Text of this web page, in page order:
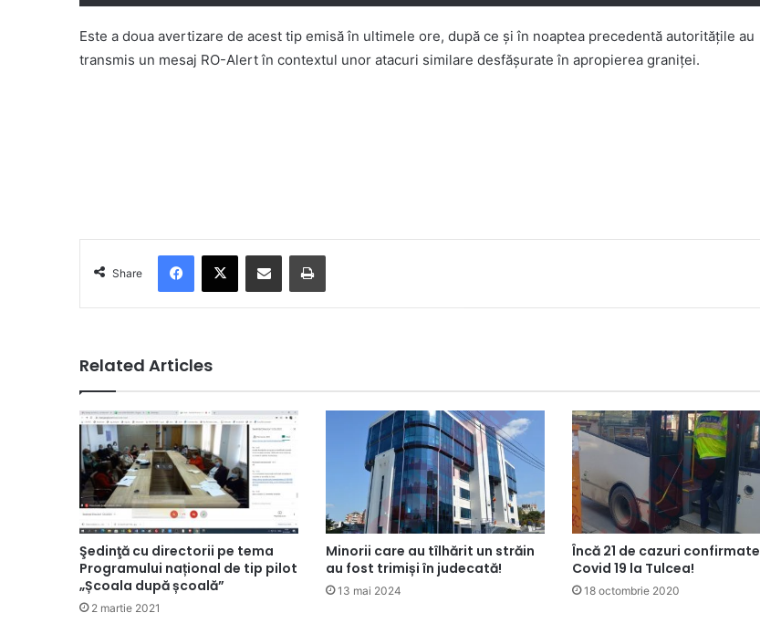
Este a doua avertizare de acest tip emisă în ultimele ore, după ce și în noaptea precedentă autoritățile au
transmis un mesaj RO-Alert în contextul unor atacuri similare desfășurate în apropierea graniței.
Share
Related Articles
Şedinţă cu directorii pe tema
Programului național de tip pilot
„Școala după școală”
2 martie 2021
Minorii care au tîlhărit un străin
au fost trimiși în judecată!
13 mai 2024
Încă 21 de cazuri confirmate
Covid 19 la Tulcea!
18 octombrie 2020